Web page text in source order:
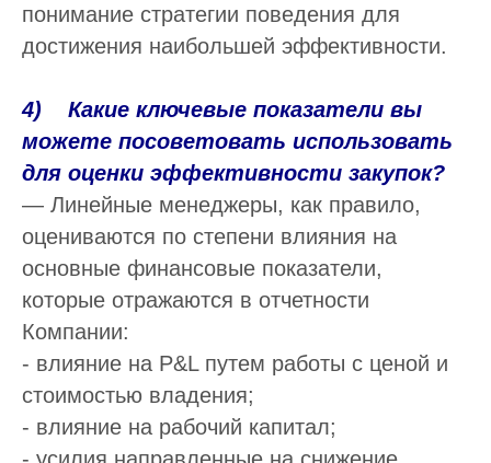
понимание стратегии поведения для
достижения наибольшей эффективности.
4) Какие ключевые показатели вы
можете посоветовать использовать
для оценки эффективности закупок?
— Линейные менеджеры, как правило,
оцениваются по степени влияния на
основные финансовые показатели,
которые отражаются в отчетности
Компании:
- влияние на P&L путем работы с ценой и
стоимостью владения;
- влияние на рабочий капитал;
- усилия направленные на снижение